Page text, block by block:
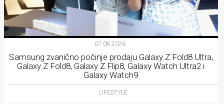
07.08.2026.
Samsung zvanično počinje prodaju Galaxy Z Fold8 Ultra,
Galaxy Z Fold8, Galaxy Z Flip8, Galaxy Watch Ultra2 i
Galaxy Watch9
LIFESTYLE